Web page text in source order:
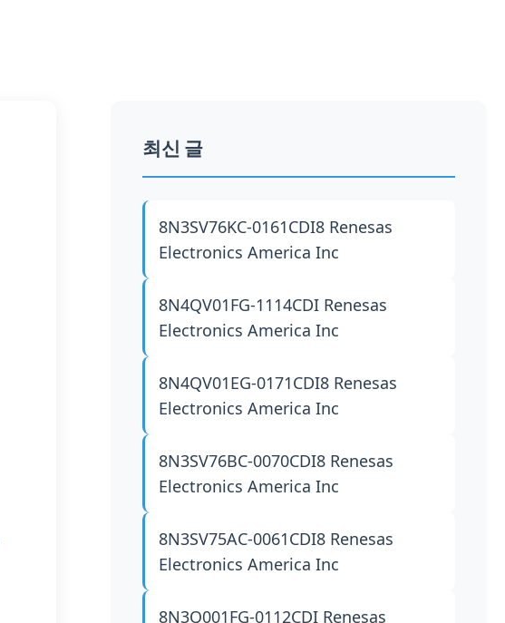
최신 글
8N3SV76KC-0161CDI8 Renesas
Electronics America Inc
8N4QV01FG-1114CDI Renesas
Electronics America Inc
8N4QV01EG-0171CDI8 Renesas
Electronics America Inc
8N3SV76BC-0070CDI8 Renesas
Electronics America Inc
8N3SV75AC-0061CDI8 Renesas
Electronics America Inc
8N3Q001FG-0112CDI Renesas